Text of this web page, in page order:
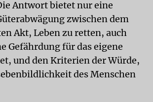
Antwort bietet nur eine
zwischen dem
Akt, Leben zu retten, auch
Gefährdung für das eigene
und den Kriterien der Würde,
des Menschen